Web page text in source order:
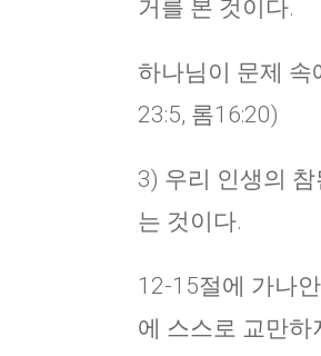
거를 본 것이다.
하나님이 문제 속
23:5, 롬16:20)
3) 우리 인생의
는 것이다.
12-15절에 가나
에 스스로 교만하